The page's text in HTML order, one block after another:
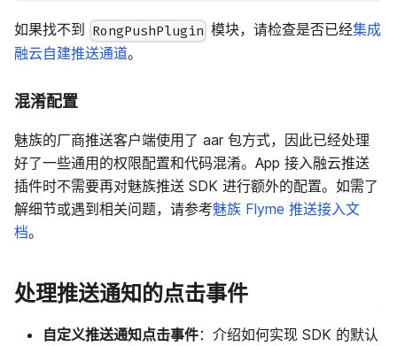
如果找不到 RongPushPlugin 模块，请检查是否已经集成
融云自建推送通道。
混淆配置
魅族的厂商推送客户端使用了 aar 包方式，因此已经处理
好了一些通用的权限配置和代码混淆。App 接入融云推送
插件时不需要再对魅族推送 SDK 进行额外的配置。如需了
解细节或遇到相关问题，请参考魅族 Flyme 推送接入文
档。
处理推送通知的点击事件
自定义推送通知点击事件：介绍如何实现 SDK 的默认